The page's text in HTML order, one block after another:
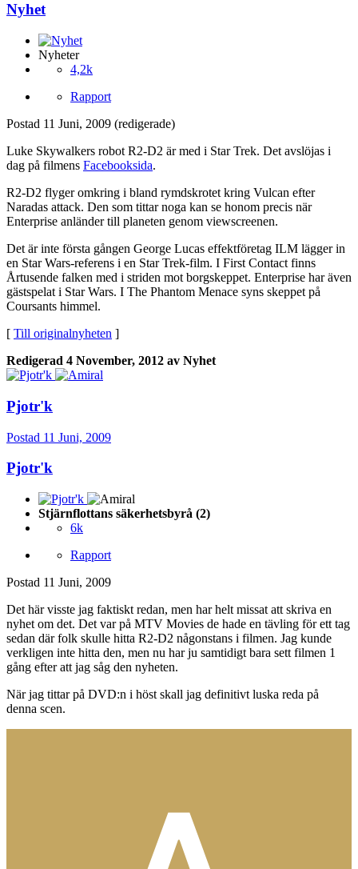
Nyhet
Nyheter
4,2k
Rapport
Postad 11 Juni, 2009 (redigerade)
Luke Skywalkers robot R2-D2 är med i Star Trek. Det avslöjas i
dag på filmens Facebooksida.
R2-D2 flyger omkring i bland rymdskrotet kring Vulcan efter
Naradas attack. Den som tittar noga kan se honom precis när
Enterprise anländer till planeten genom viewscreenen.
Det är inte första gången George Lucas effektföretag ILM lägger in
en Star Wars-referens i en Star Trek-film. I First Contact finns
Årtusende falken med i striden mot borgskeppet. Enterprise har även
gästspelat i Star Wars. I The Phantom Menace syns skeppet på
Coursants himmel.
[ Till originalnyheten ]
Redigerad 4 November, 2012 av Nyhet
Pjotr'k
Postad 11 Juni, 2009
Pjotr'k
Stjärnflottans säkerhetsbyrå (2)
6k
Rapport
Postad 11 Juni, 2009
Det här visste jag faktiskt redan, men har helt missat att skriva en
nyhet om det. Det var på MTV Movies de hade en tävling för ett tag
sedan där folk skulle hitta R2-D2 någonstans i filmen. Jag kunde
verkligen inte hitta den, men nu har ju samtidigt bara sett filmen 1
gång efter att jag såg den nyheten.
När jag tittar på DVD:n i höst skall jag definitivt luska reda på
denna scen.